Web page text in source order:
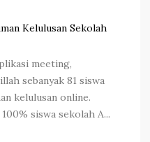
Kelulusan Sekolah
meeting,
sebanyak 81 siswa
kelulusan online.
siswa sekolah A...